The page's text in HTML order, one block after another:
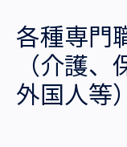
各種専門
（介護、
外国人等）